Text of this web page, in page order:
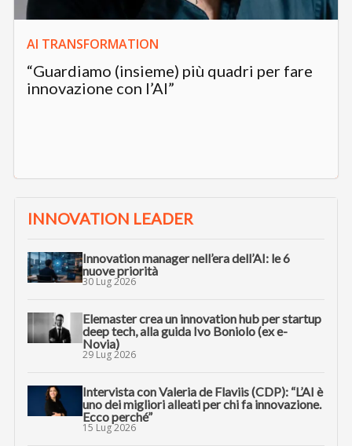
AI TRANSFORMATION
“Guardiamo (insieme) più quadri per fare
innovazione con l’AI”
INNOVATION LEADER
Innovation manager nell’era dell’AI: le 6
nuove priorità
30 Lug 2026
Elemaster crea un innovation hub per startup
deep tech, alla guida Ivo Boniolo (ex e-
Novia)
29 Lug 2026
Intervista con Valeria de Flaviis (CDP): “L’AI è
uno dei migliori alleati per chi fa innovazione.
Ecco perché”
15 Lug 2026